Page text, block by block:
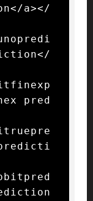
a></
pred